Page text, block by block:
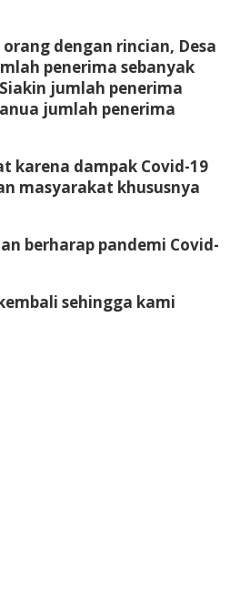
dengan rincian, Desa
penerima sebanyak
jumlah penerima
jumlah penerima
karena dampak Covid-19
masyarakat khususnya
berharap pandemi Covid-
sehingga kami